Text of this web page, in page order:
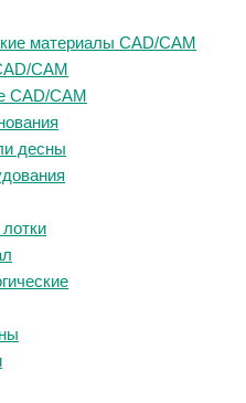
материалы CAD/CAM
CAM
CAD/CAM
десны